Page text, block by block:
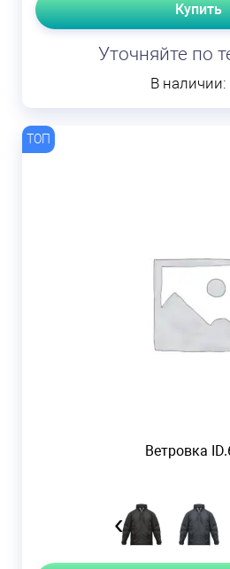
Купить
Уточняйте по
В наличии:
Ветровка
‹